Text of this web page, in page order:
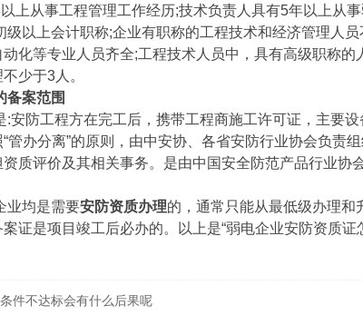
从事工程管理工作经历;技术负责人具有5年以上从事
级以上会计职称;企业有职称的工程技术和经济管理人
动化等专业人员齐全;工程技术人员中，具有高级职称
少于3人。
案范围
防工程方在完工后，携带工程商施工许可证，主要设
管办分离”的原则，由中安协、各省安防行业协会负责
质评价及其相关事务。是由中国安全防范产品行业协
均是需要安防资质办理的，通常只能从最低级办理
证是项目竣工后必办的。以上是“弱电企业安防资质证
件不达标会有什么后果呢